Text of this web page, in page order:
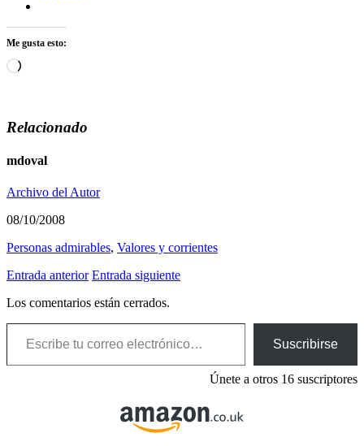
Me gusta esto:
Cargando...
Relacionado
mdoval
Archivo del Autor
08/10/2008
Personas admirables, Valores y corrientes
Entrada anterior Entrada siguiente
Los comentarios están cerrados.
Escribe tu correo electrónico…
Suscribirse
Únete a otros 16 suscriptores